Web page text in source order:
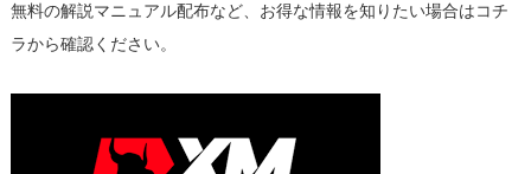
無料の解説マニュアル配布など、お得な情報を知りたい場合はコチ
ラから確認ください。